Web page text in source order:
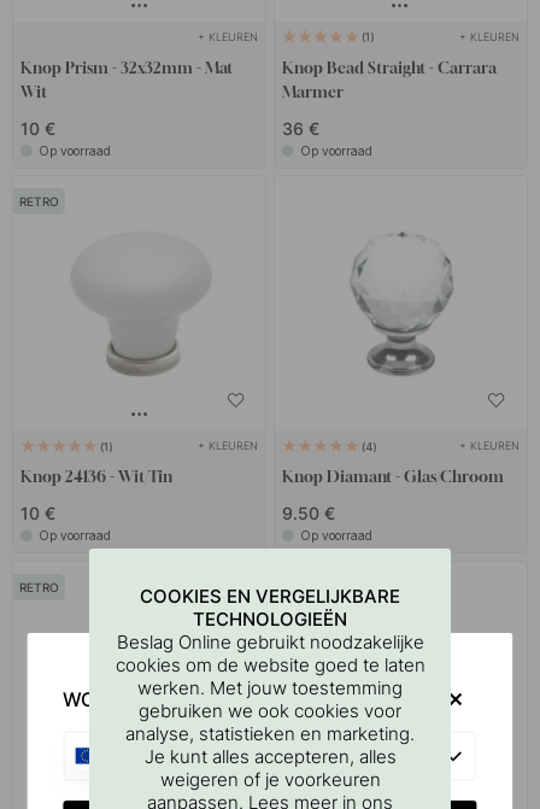
+ KLEUREN
Knop Prism - 32x32mm - Mat
Wit
10 €
Op voorraad
1 + KLEUREN
Knop Bead Straight - Carrara
Marmer
36 €
Op voorraad
RETRO
1 + KLEUREN
Knop 24136 - Wit/Tin
10 €
Op voorraad
4 + KLEUREN
Knop Diamant - Glas/Chroom
9.50 €
Op voorraad
RETRO
COOKIES EN VERGELIJKBARE
TECHNOLOGIEËN
Beslag Online gebruikt noodzakelijke
cookies om de website goed te laten
werken. Met jouw toestemming
gebruiken we ook cookies voor
analyse, statistieken en marketing.
Je kunt alles accepteren, alles
weigeren of je voorkeuren
aanpassen. Lees meer in ons
WOULD YOU RATHER VISIT?